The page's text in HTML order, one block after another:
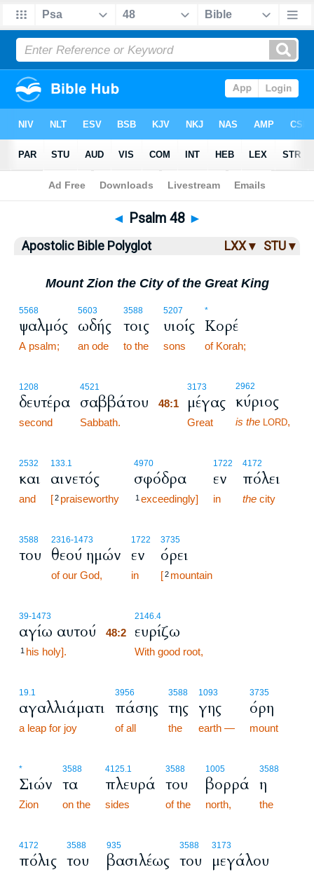
Bible>ABP > Psalm 48
◄ Psalm 48 ►
Apostolic Bible Polyglot LXX ▾ STU ▾
Mount Zion the City of the Great King
5568
ψαλμός
A psalm;
5603
ωδής
an ode
3588
τοις
to the
5207
υιοίς
sons
*
Κορέ
of Korah;
1208
δευτέρα
second
4521
σαββάτου
Sabbath.
3173
48:1 μέγας
Great
2962
κύριος
is the LORD,
2532
και
and
133.1
αινετός
[2 praiseworthy
4970
σφόδρα
1 exceedingly]
1722
εν
in
4172
πόλει
the city
3588
του
2316-1473
θεού ημών
of our God,
1722
εν
in
3735
όρει
[2 mountain
39-1473
αγίω αυτού
1 his holy].
2146.4
48:2 ευρίζω
With good root,
19.1
αγαλλιάματι
a leap for joy
3956
πάσης
of all
3588
της
the
1093
γης
earth —
3735
όρη
mount
*
Σιών
Zion
3588
τα
on the
4125.1
πλευρά
sides
3588
του
of the
1005
βορρά
north,
3588
η
the
4172
πόλις
3588
του
935
βασιλέως
3588
του
3173
μεγάλου